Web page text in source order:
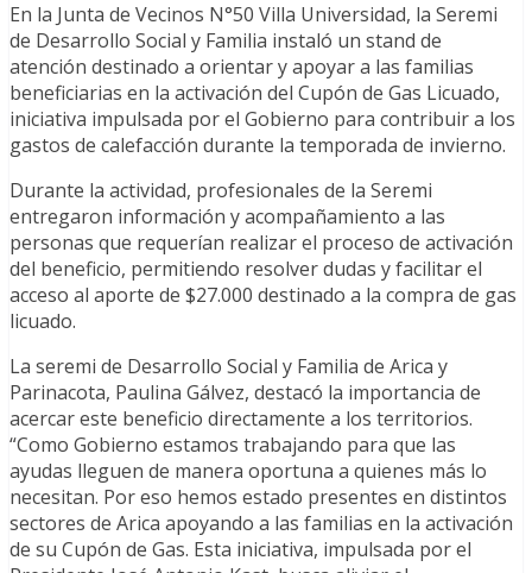
En la Junta de Vecinos N°50 Villa Universidad, la Seremi
de Desarrollo Social y Familia instaló un stand de
atención destinado a orientar y apoyar a las familias
beneficiarias en la activación del Cupón de Gas Licuado,
iniciativa impulsada por el Gobierno para contribuir a los
gastos de calefacción durante la temporada de invierno.
Durante la actividad, profesionales de la Seremi
entregaron información y acompañamiento a las
personas que requerían realizar el proceso de activación
del beneficio, permitiendo resolver dudas y facilitar el
acceso al aporte de $27.000 destinado a la compra de gas
licuado.
La seremi de Desarrollo Social y Familia de Arica y
Parinacota, Paulina Gálvez, destacó la importancia de
acercar este beneficio directamente a los territorios.
“Como Gobierno estamos trabajando para que las
ayudas lleguen de manera oportuna a quienes más lo
necesitan. Por eso hemos estado presentes en distintos
sectores de Arica apoyando a las familias en la activación
de su Cupón de Gas. Esta iniciativa, impulsada por el